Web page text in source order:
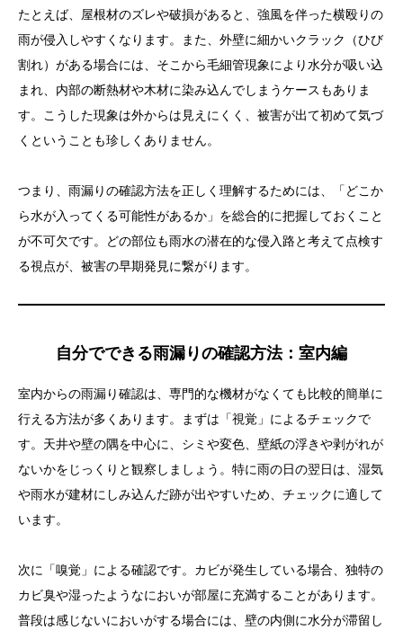
たとえば、屋根材のズレや破損があると、強風を伴った横殴りの
雨が侵入しやすくなります。また、外壁に細かいクラック（ひび
割れ）がある場合には、そこから毛細管現象により水分が吸い込
まれ、内部の断熱材や木材に染み込んでしまうケースもありま
す。こうした現象は外からは見えにくく、被害が出て初めて気づ
くということも珍しくありません。
つまり、雨漏りの確認方法を正しく理解するためには、「どこか
ら水が入ってくる可能性があるか」を総合的に把握しておくこと
が不可欠です。どの部位も雨水の潜在的な侵入路と考えて点検す
る視点が、被害の早期発見に繋がります。
自分でできる雨漏りの確認方法：室内編
室内からの雨漏り確認は、専門的な機材がなくても比較的簡単に
行える方法が多くあります。まずは「視覚」によるチェックで
す。天井や壁の隅を中心に、シミや変色、壁紙の浮きや剥がれが
ないかをじっくりと観察しましょう。特に雨の日の翌日は、湿気
や雨水が建材にしみ込んだ跡が出やすいため、チェックに適して
います。
次に「嗅覚」による確認です。カビが発生している場合、独特の
カビ臭や湿ったようなにおいが部屋に充満することがあります。
普段は感じないにおいがする場合には、壁の内側に水分が滞留し